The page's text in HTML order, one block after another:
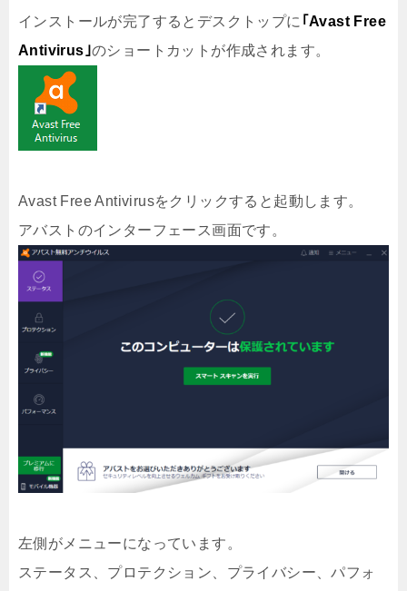
インストールが完了するとデスクトップに ｢Avast Free
Antivirus｣のショートカットが作成されます。
Avast Free Antivirusをクリックすると起動します。
アバストのインターフェース画面です。
左側がメニューになっています。
ステータス、プロテクション、プライバシー、パフォ